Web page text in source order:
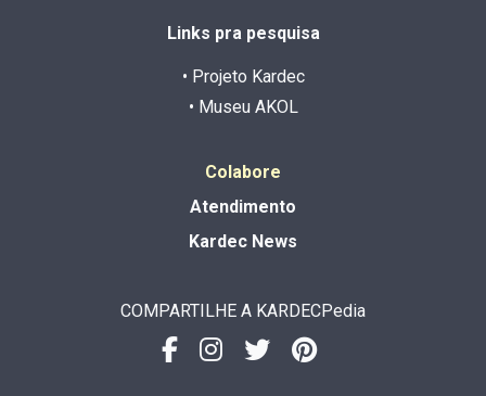
Links pra pesquisa
• Projeto Kardec
• Museu AKOL
Colabore
Atendimento
Kardec News
COMPARTILHE A KARDECPedia